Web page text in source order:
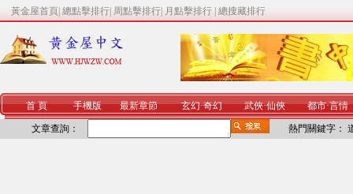
黃金屋首頁 總點擊排行 周點擊排行 月點擊排行 總搜藏排行
首 頁 手機版 最新章節 玄幻·奇幻 武俠·仙俠 都市·言情
文章查詢： 熱門關鍵字：